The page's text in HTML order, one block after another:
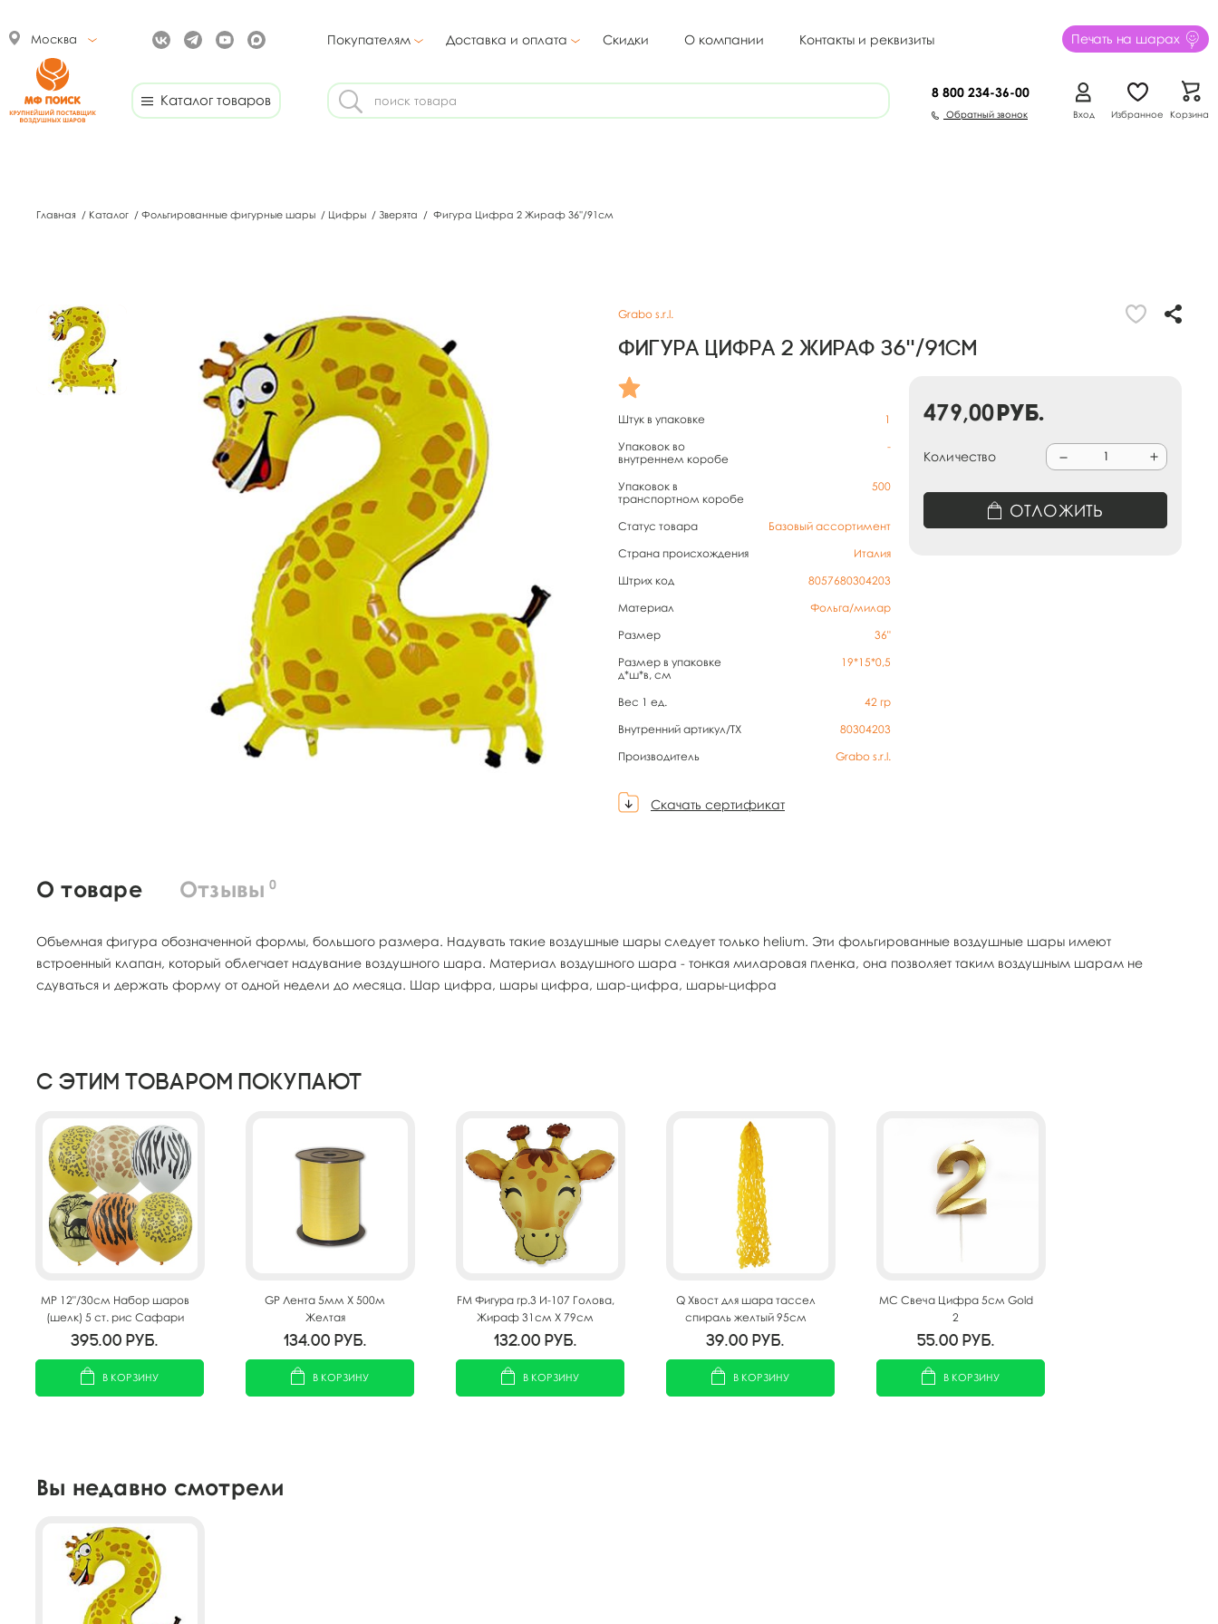
Москва Покупателям Доставка и оплата Скидки О компании Контакты и реквизиты Печать на шарах
Каталог товаров 8 800 234-36-00
Обратный звонок Вход Избранное Корзина
Главная / Каталог / Фольгированные фигурные шары / Цифры / Зверята / Фигура Цифра 2 Жираф 36''/91см
Grabo s.r.l.
Фигура Цифра 2 Жираф 36''/91см
Штук в упаковке
1
Упаковок во
внутреннем коробе
-
Упаковок в
транспортном коробе
500
Статус товара
Базовый ассортимент
Страна происхождения
Италия
Штрих код
8057680304203
Материал
Фольга/милар
Размер
36"
Размер в упаковке
д*ш*в, см
19*15*0,5
Вес 1 ед. 42 гр
Внутренний артикул/TX
80304203
Производитель
Grabo s.r.l.
Скачать сертификат
479,00руб.
Количество
ОТЛОЖИТЬ
О товаре Отзывы 0
Объемная фигура обозначенной формы, большого размера. Надувать такие воздушные шары следует только helium. Эти фольгированные воздушные шары имеют
встроенный клапан, который облегчает надувание воздушного шара. Материал воздушного шара - тонкая миларовая пленка, она позволяет таким воздушным шарам не
сдуваться и держать форму от одной недели до месяца. Шар цифра, шары цифра, шар-цифра, шары-цифра
С этим товаром покупают
MP 12"/30см Набор шаров
(шелк) 5 ст. рис Сафари
25шт
395.00 руб.
В КОРЗИНУ
GP Лента 5мм X 500м
Желтая
134.00 руб.
В КОРЗИНУ
FM Фигура гр.3 И-107 Голова,
Жираф 31см X 79см
132.00 руб.
В КОРЗИНУ
Q Хвост для шара тассел
спираль желтый 95см
39.00 руб.
В КОРЗИНУ
MС Свеча Цифра 5см Gold
2
55.00 руб.
В КОРЗИНУ
Вы недавно смотрели